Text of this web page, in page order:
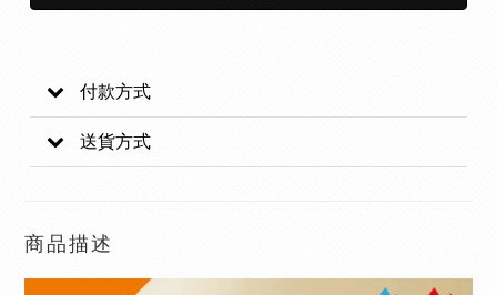
付款方式
送貨方式
商品描述